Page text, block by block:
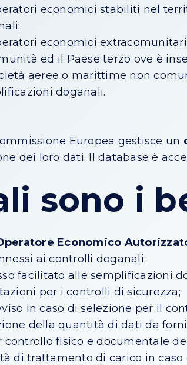
economici stabiliti nel
economici
ed il Paese terzo ove è
aeree o marittime non
doganali.
Europea gestisce un
dei loro dati. Il database è
sono i
Economico
ai controlli doganali:
facilitato alle semplificazioni
per i controlli di sicurezza;
in caso di selezione per il
della quantità di dati da
controllo fisico e documentale
di trattamento di carico in caso